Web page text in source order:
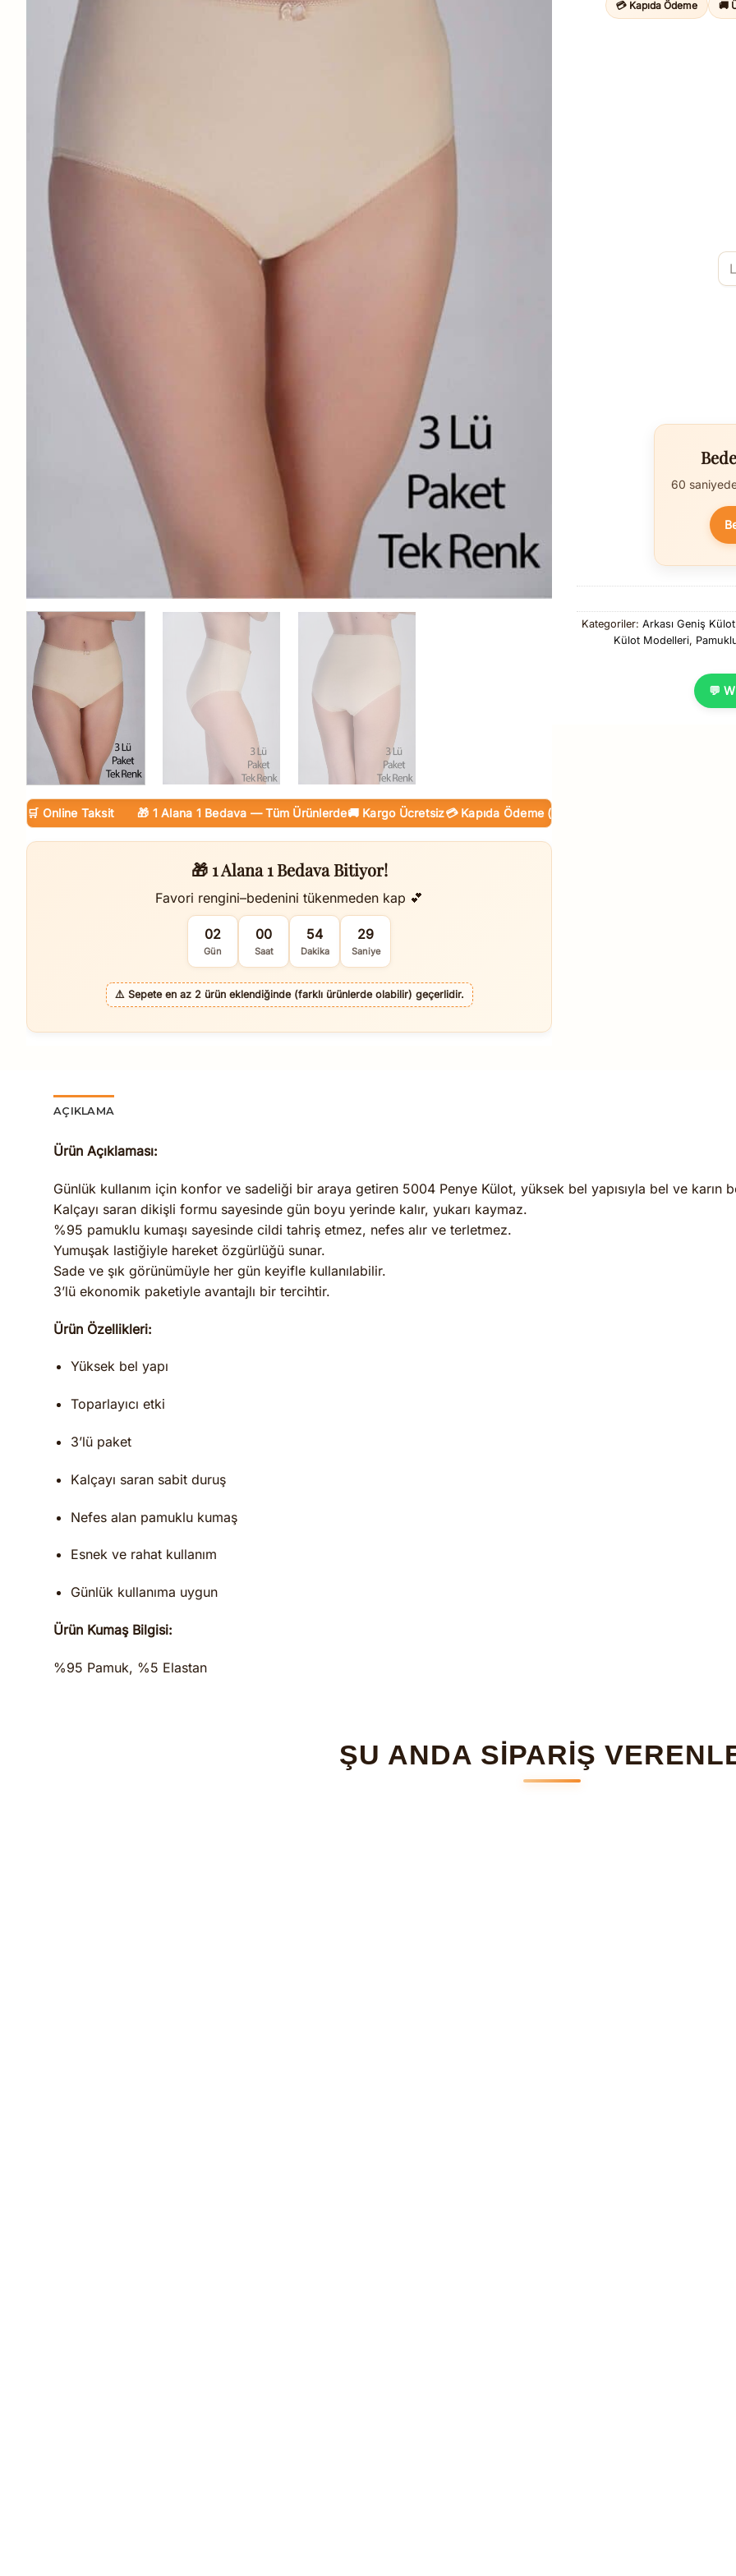
Online Taksit 🎁 1 Alana 1 Bedava — Tüm Ürünlerde🚚 Kargo Ücretsiz💳 Kapıda Ödeme (Nakit / KK)
🎁 1 Alana 1 Bedava Bitiyor!
Favori rengini–bedenini tükenmeden kap 💕
02
Gün
00
Saat
54
Dakika
28
Saniye
⚠️ Sepete en az 2 ürün eklendiğinde (farklı ürünlerde olabilir) geçerlidir.
💳 Kapıda Ödeme 🚚
L
60
Kategoriler: Arkası Geniş
Külot Modelleri,
💬
AÇIKLAMA
Ürün Açıklaması:
Günlük kullanım için konfor ve sadeliği bir araya getiren 5004 Penye Külot, yüksek bel yapısıyla bel ve karın
Kalçayı saran dikişli formu sayesinde gün boyu yerinde kalır, yukarı kaymaz.
%95 pamuklu kumaşı sayesinde cildi tahriş etmez, nefes alır ve terletmez.
Yumuşak lastiğiyle hareket özgürlüğü sunar.
Sade ve şık görünümüyle her gün keyifle kullanılabilir.
3’lü ekonomik paketiyle avantajlı bir tercihtir.
Ürün Özellikleri:
Yüksek bel yapı
Toparlayıcı etki
3’lü paket
Kalçayı saran sabit duruş
Nefes alan pamuklu kumaş
Esnek ve rahat kullanım
Günlük kullanıma uygun
Ürün Kumaş Bilgisi:
%95 Pamuk, %5 Elastan
ŞU ANDA SİPARİŞ